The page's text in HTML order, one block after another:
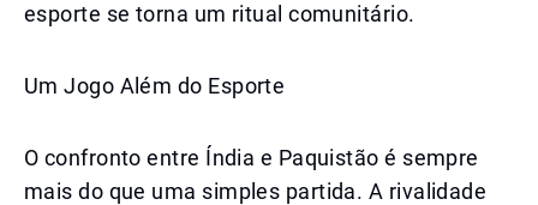
esporte se torna um ritual comunitário.
Um Jogo Além do Esporte
O confronto entre Índia e Paquistão é sempre
mais do que uma simples partida. A rivalidade